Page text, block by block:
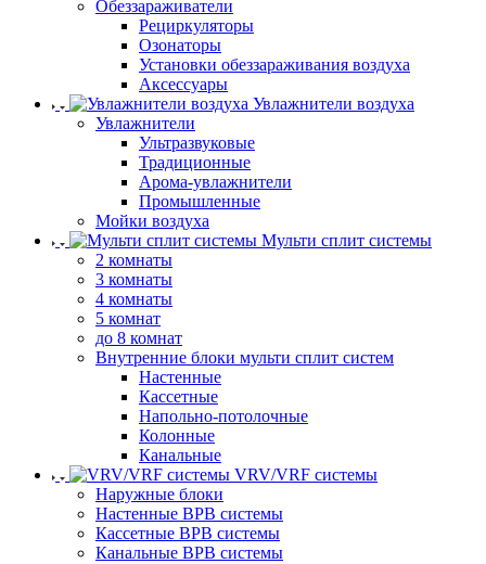
Обеззараживатели
Рециркуляторы
Озонаторы
Установки обеззараживания воздуха
Аксессуары
Увлажнители воздуха
Увлажнители
Ультразвуковые
Традиционные
Арома-увлажнители
Промышленные
Мойки воздуха
Мульти сплит системы
2 комнаты
3 комнаты
4 комнаты
5 комнат
до 8 комнат
Внутренние блоки мульти сплит систем
Настенные
Кассетные
Напольно-потолочные
Колонные
Канальные
VRV/VRF системы
Наружные блоки
Настенные ВРВ системы
Кассетные ВРВ системы
Канальные ВРВ системы